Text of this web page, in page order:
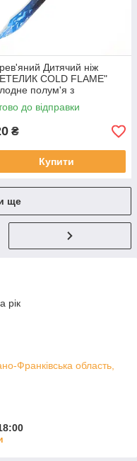
Дитячий ніж
COLD FLAME"
полум'я з
2, іграшкова
до відправки
₴
Купити
ще
рік
Франківська область,